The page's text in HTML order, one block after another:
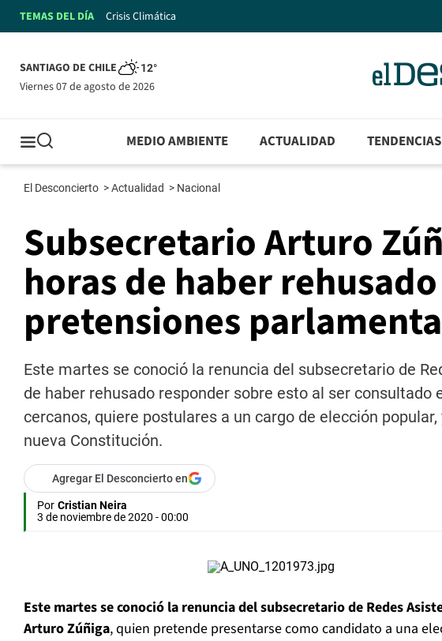
TEMAS DEL DÍA Crisis Climática
SANTIAGO DE CHILE 12°
viernes 07 de agosto de 2026
MEDIO AMBIENTE ACTUALIDAD TENDENCIAS
El Desconcierto >Actualidad > Nacional
Subsecretario Arturo
horas de haber
pretensiones
Este martes se conoció la renuncia del subsecretario de
de haber rehusado responder sobre esto al ser consultado
cercanos, quiere postulares a un cargo de elección
nueva Constitución.
Agregar El Desconcierto en
Por Cristian Neira
3 de noviembre de 2020 - 00:00
Este martes se conoció la renuncia del subsecretario de Redes
Arturo Zúñiga, quien pretende presentarse como candidato a una